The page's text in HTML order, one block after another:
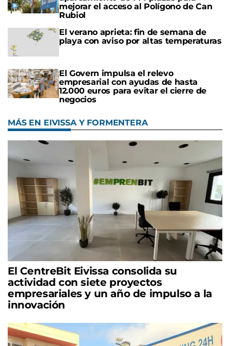
mejorar el acceso al Polígono de Can
Rubiol
El verano aprieta: fin de semana de
playa con aviso por altas temperaturas
El Govern impulsa el relevo
empresarial con ayudas de hasta
12.000 euros para evitar el cierre de
negocios
MÁS EN EIVISSA Y FORMENTERA
El CentreBit Eivissa consolida su
actividad con siete proyectos
empresariales y un año de impulso a la
innovación